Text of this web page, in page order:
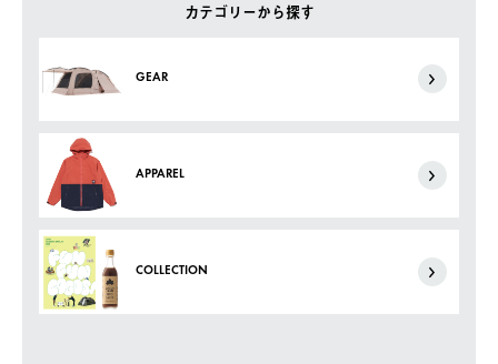
カテゴリーから探す
GEAR
APPAREL
COLLECTION